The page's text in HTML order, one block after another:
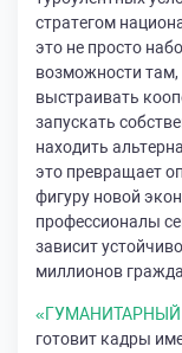
стратегом
это не просто
возможности там,
выстраивать
запускать
находить
это превращает
фигуру новой
профессионалы
зависит
миллионов
готовит кадры